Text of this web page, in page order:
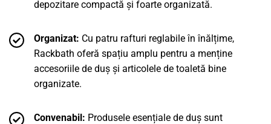
depozitare compactă și foarte organizată.
Organizat: Cu patru rafturi reglabile în înălțime,
Rackbath oferă spațiu amplu pentru a menține
accesoriile de duș și articolele de toaletă bine
organizate.
Convenabil: Produsele esențiale de duș sunt